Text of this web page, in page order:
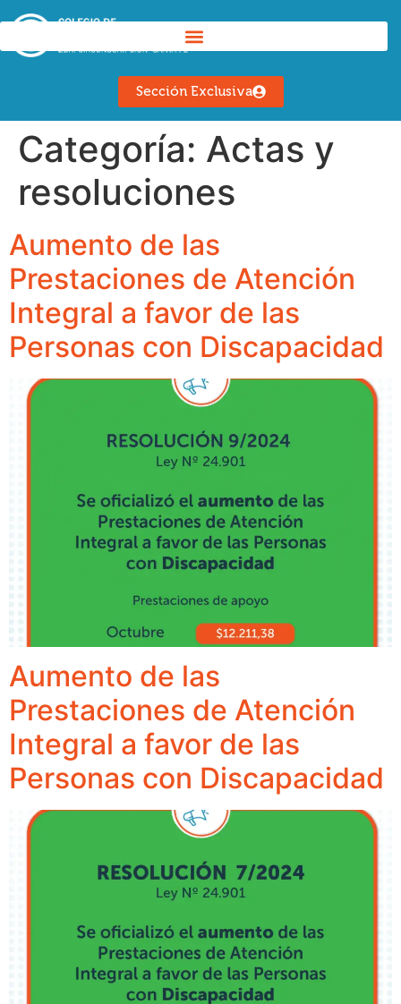
Sección Exclusiva
Categoría: Actas y
resoluciones
Aumento de las
Prestaciones de Atención
Integral a favor de las
Personas con Discapacidad
Aumento de las
Prestaciones de Atención
Integral a favor de las
Personas con Discapacidad